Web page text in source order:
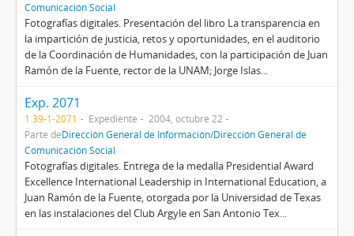
Comunicación Social
Fotografías digitales. Presentación del libro La transparencia en
la impartición de justicia, retos y oportunidades, en el auditorio
de la Coordinación de Humanidades, con la participación de Juan
Ramón de la Fuente, rector de la UNAM; Jorge Islas...
Exp. 2071
1.39-1-2071 Expediente
2004, octubre 22
Parte deDirección General de Información/Dirección General de
Comunicación Social
Fotografías digitales. Entrega de la medalla Presidential Award
Excellence International Leadership in International Education, a
Juan Ramón de la Fuente, otorgada por la Universidad de Texas
en las instalaciones del Club Argyle en San Antonio Tex...